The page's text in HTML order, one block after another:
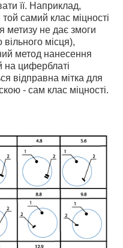
її. Наприклад,
самий клас міцності
метизу не дає змоги
місця),
метод нанесення
на циферблаті
відправна мітка для
- сам клас міцності.